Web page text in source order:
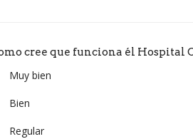
cree que funciona él Hospital
Muy bien
Bien
Regular